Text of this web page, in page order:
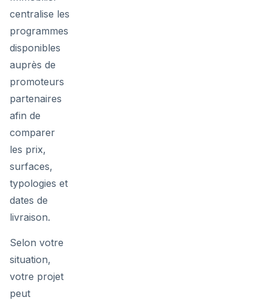
centralise les
programmes
disponibles
auprès de
promoteurs
partenaires
afin de
comparer
les prix,
surfaces,
typologies et
dates de
livraison.
Selon votre
situation,
votre projet
peut